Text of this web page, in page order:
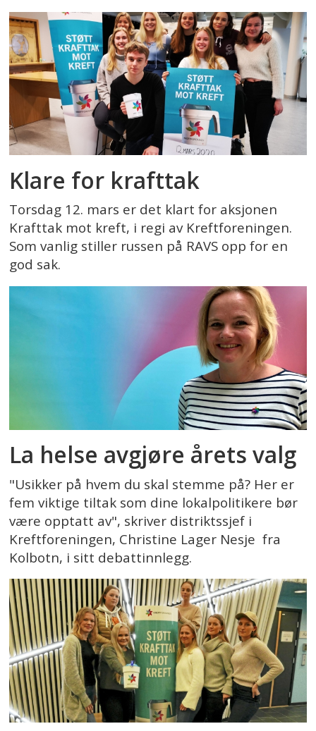
Klare for krafttak
Torsdag 12. mars er det klart for aksjonen
Krafttak mot kreft, i regi av Kreftforeningen.
Som vanlig stiller russen på RAVS opp for en
god sak.
La helse avgjøre årets valg
"Usikker på hvem du skal stemme på? Her er
fem viktige tiltak som dine lokalpolitikere bør
være opptatt av", skriver distriktssjef i
Kreftforeningen, Christine Lager Nesje fra
Kolbotn, i sitt debattinnlegg.